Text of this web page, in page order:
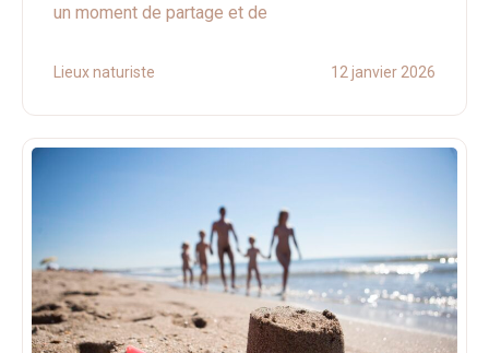
un moment de partage et de
Lieux naturiste 12 janvier 2026